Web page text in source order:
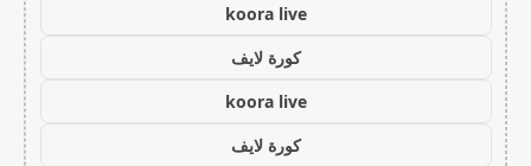
koora live
كورة لايف
koora live
كورة لايف